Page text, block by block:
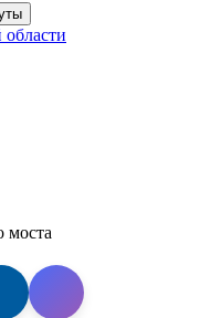
моста